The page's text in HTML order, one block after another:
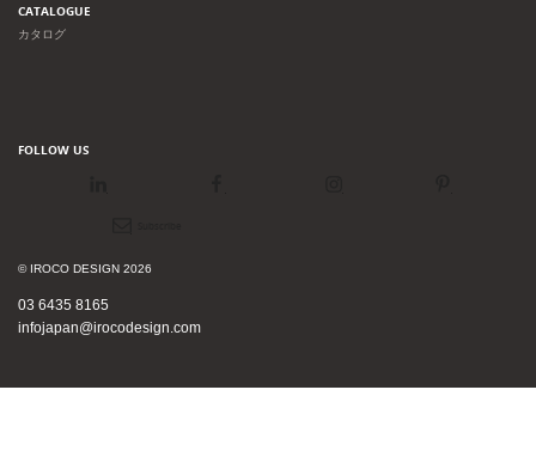
CATALOGUE
カタログ
FOLLOW US
© IROCO DESIGN 2026
03 6435 8165
infojapan@irocodesign.com